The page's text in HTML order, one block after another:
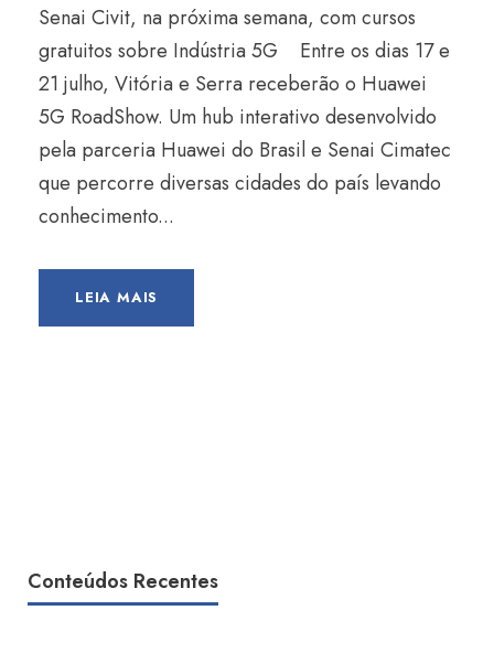
Senai Civit, na próxima semana, com cursos
gratuitos sobre Indústria 5G Entre os dias 17 e
21 julho, Vitória e Serra receberão o Huawei
5G RoadShow. Um hub interativo desenvolvido
pela parceria Huawei do Brasil e Senai Cimatec
que percorre diversas cidades do país levando
conhecimento...
LEIA MAIS
Conteúdos Recentes